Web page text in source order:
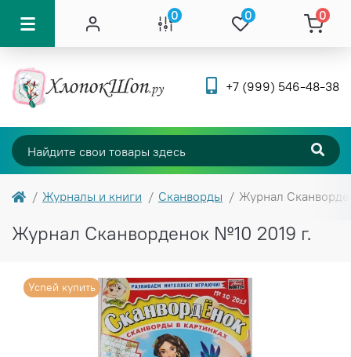
0 0 0
+7 (999) 546-48-38
Журналы и книги Сканворды Журнал
Журнал Сканворденок №10 2019 г.
Успей купить